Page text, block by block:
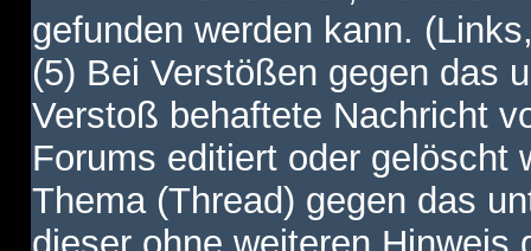
gefunden werden kann.
(5) Bei Verstößen gegen das
Verstoß behaftete Nachricht
Forums editiert oder gelöscht
Thema (Thread) gegen das